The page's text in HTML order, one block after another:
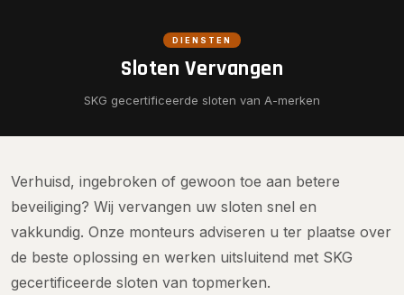
DIENSTEN
Sloten Vervangen
SKG gecertificeerde sloten van A-merken
Verhuisd, ingebroken of gewoon toe aan betere
beveiliging? Wij vervangen uw sloten snel en
vakkundig. Onze monteurs adviseren u ter plaatse over
de beste oplossing en werken uitsluitend met SKG
gecertificeerde sloten van topmerken.